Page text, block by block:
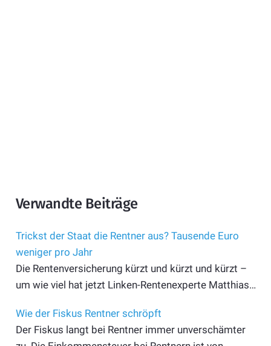
Verwandte Beiträge
Trickst der Staat die Rentner aus? Tausende Euro
weniger pro Jahr
Die Rentenversicherung kürzt und kürzt und kürzt –
um wie viel hat jetzt Linken-Rentenexperte Matthias…
Wie der Fiskus Rentner schröpft
Der Fiskus langt bei Rentner immer unverschämter